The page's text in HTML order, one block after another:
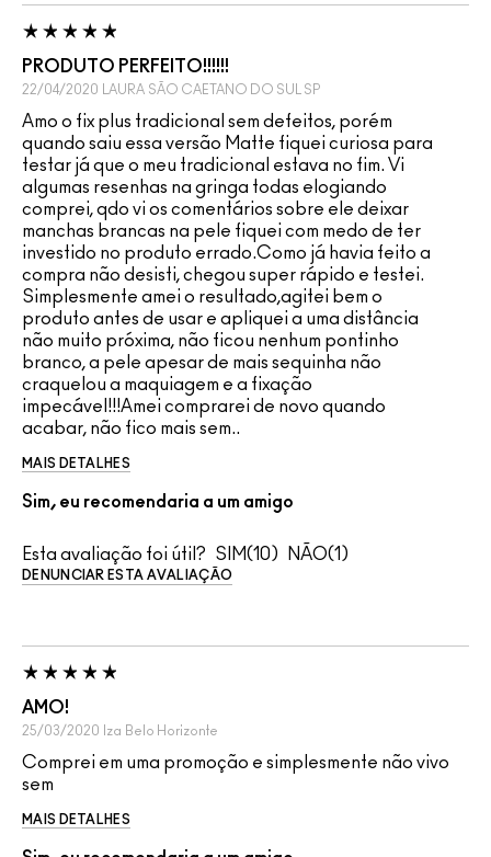
PRODUTO PERFEITO!!!!!!
22/04/2020 LAURA SÃO CAETANO DO SUL SP
Amo o fix plus tradicional sem defeitos, porém
quando saiu essa versão Matte fiquei curiosa para
testar já que o meu tradicional estava no fim. Vi
algumas resenhas na gringa todas elogiando
comprei, qdo vi os comentários sobre ele deixar
manchas brancas na pele fiquei com medo de ter
investido no produto errado.Como já havia feito a
compra não desisti, chegou super rápido e testei.
Simplesmente amei o resultado,agitei bem o
produto antes de usar e apliquei a uma distância
não muito próxima, não ficou nenhum pontinho
branco, a pele apesar de mais sequinha não
craquelou a maquiagem e a fixação
impecável!!!Amei comprarei de novo quando
acabar, não fico mais sem..
MAIS DETALHES
Sim, eu recomendaria a um amigo
Esta avaliação foi útil? 10 1
DENUNCIAR ESTA AVALIAÇÃO
AMO!
25/03/2020 Iza Belo Horizonte
Comprei em uma promoção e simplesmente não vivo
sem
MAIS DETALHES